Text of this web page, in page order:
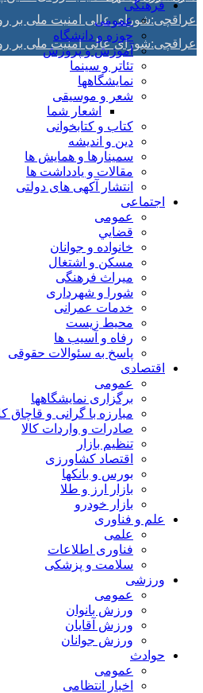
عراقچی:شورای عالی امنیت ملی بر
عراقچی:شورای عالی امنیت ملی بر
فرهنگی
عمومی
حوزه و دانشگاه
آموزش و پرورش
تئاتر و سینما
نمایشگاهها
شعر و موسیقی
اشعار شما
کتاب و کتابخوانی
دین و اندیشه
سمینارها و همایش ها
مقالات و يادداشت ها
انتشار آکهی های دولتی
اجتماعی
عمومی
قضايي
خانواده و جوانان
مسكن و اشتغال
میراث فرهنگی
شورا و شهرداری
خدمات عمرانی
محیط زیست
رفاه و آسیب ها
پاسخ به سئوالات حقوقی
اقتصادی
عمومی
برگزاری نمایشگاهها
مبارزه با گرانی و قاچاق
صادرات و واردات کالا
تنظیم بازار
اقتصاد کشاورزی
بورس و بانکها
بازار ارز و طلا
بازار خودرو
علم و فناوری
علمی
فناوری اطلاعات
سلامت و پزشکی
ورزشی
عمومی
ورزش بانوان
ورزش آقایان
ورزش جوانان
حوادث
عمومی
اخبار انتظامی